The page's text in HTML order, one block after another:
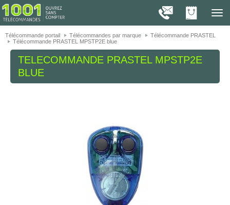
1001
Télécommande portail
Télécommandes par marque
Télécommande PRASTEL
Télécommande PRASTEL MPSTP2E blue
TELECOMMANDE PRASTEL MPSTP2E
BLUE
On vous présente nos cookies !